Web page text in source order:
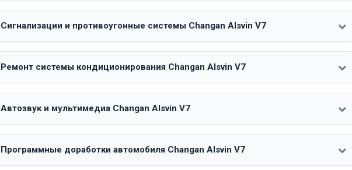
Сигнализации и противоугонные системы Changan Alsvin V7
Ремонт системы кондиционирования Changan Alsvin V7
Автозвук и мультимедиа Changan Alsvin V7
Программные доработки автомобиля Changan Alsvin V7